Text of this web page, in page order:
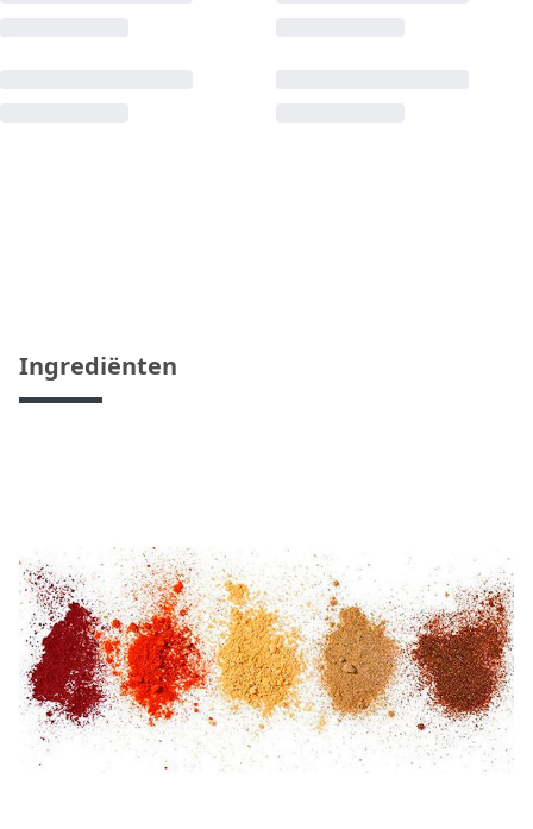
Ingrediënten